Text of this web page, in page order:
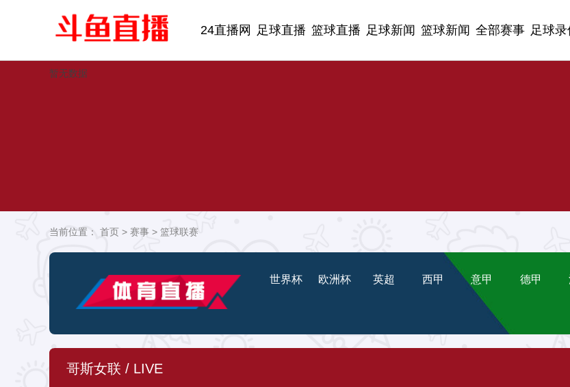
24直播网 足球直播 篮球直播 足球新闻 篮球新闻 全部赛事 足球录
暂无数据
当前位置： 首页 > 赛事 > 篮球联赛
世界杯 欧洲杯 英超 西甲 意甲 德甲
哥斯女联 / LIVE